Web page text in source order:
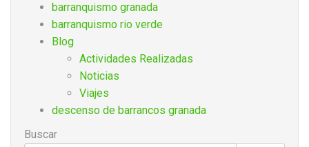
barranquismo granada
barranquismo rio verde
Blog
Actividades Realizadas
Noticias
Viajes
descenso de barrancos granada
Buscar